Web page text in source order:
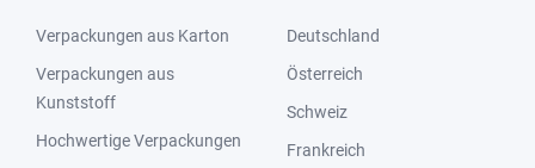
Verpackungen aus Karton
Verpackungen aus
Kunststoff
Hochwertige Verpackungen
Deutschland
Österreich
Schweiz
Frankreich